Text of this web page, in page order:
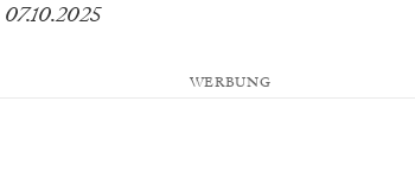
07.10.2025
WERBUNG